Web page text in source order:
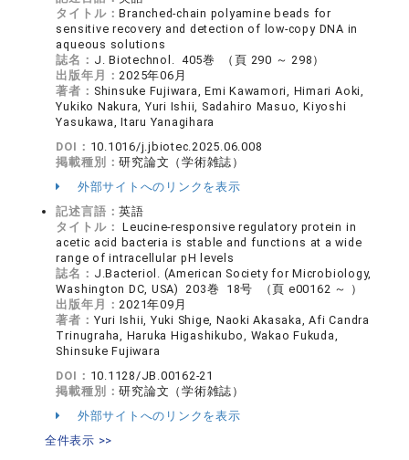
タイトル：Branched-chain polyamine beads for
sensitive recovery and detection of low-copy DNA in
aqueous solutions
誌名： J. Biotechnol. 405巻 （頁 290 ～ 298）
出版年月：2025年06月
著者： Shinsuke Fujiwara, Emi Kawamori, Himari Aoki,
Yukiko Nakura, Yuri Ishii, Sadahiro Masuo, Kiyoshi
Yasukawa, Itaru Yanagihara
DOI： 10.1016/j.jbiotec.2025.06.008
掲載種別：研究論文（学術雑誌）
外部サイトへのリンクを表示
記述言語：英語
タイトル： Leucine-responsive regulatory protein in
acetic acid bacteria is stable and functions at a wide
range of intracellular pH levels
誌名： J.Bacteriol. (American Society for Microbiology,
Washington DC, USA) 203巻 18号 （頁 e00162 ～ ）
出版年月：2021年09月
著者： Yuri Ishii, Yuki Shige, Naoki Akasaka, Afi Candra
Trinugraha, Haruka Higashikubo, Wakao Fukuda,
Shinsuke Fujiwara
DOI： 10.1128/JB.00162-21
掲載種別：研究論文（学術雑誌）
外部サイトへのリンクを表示
全件表示 >>